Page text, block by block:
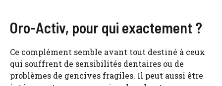
Oro-Activ, pour qui exactement ?
Ce complément semble avant tout destiné à ceux
qui souffrent de sensibilités dentaires ou de
problèmes de gencives fragiles. Il peut aussi être